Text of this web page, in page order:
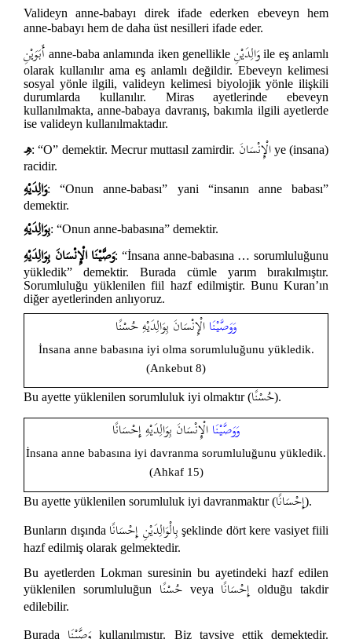
Valideyn anne-babayı direk ifade ederken ebeveyn hem
anne-babayı hem de daha üst nesilleri ifade eder.
أَبَوَيْنِ anne-baba anlamında iken genellikle وَالِدَيْنِile eş anlamlı
olarak kullanılır ama eş anlamlı değildir. Ebeveyn kelimesi
sosyal yönle ilgili, valideyn kelimesi biyolojik yönle ilişkili
durumlarda kullanılır. Miras ayetlerinde ebeveyn
kullanılmakta, anne-babaya davranış, bakımla ilgili ayetlerde
ise valideyn kullanılmaktadır.
هِ: “O” demektir. Mecrur muttasıl zamirdir. الْإِنْسَانَye (insana)
racidir.
وَالِدَيْهِ: “Onun anne-babası” yani “insanın anne babası”
demektir.
بِوَالِدَيْهِ: “Onun anne-babasına” demektir.
وَصَّيْنَا الْإِنْسَانَ بِوَالِدَيْهِ: “İnsana anne-babasına … sorumluluğunu
yükledik” demektir. Burada cümle yarım bırakılmıştır.
Sorumluluğu yüklenilen fiil hazf edilmiştir. Bunu Kuran’ın
diğer ayetlerinden anlıyoruz.
وَوَصَّيْنَاالْإِنْسَانَ بِوَالِدَيْهِ حُسْنًا
İnsana anne babasına iyi olma sorumluluğunu yükledik.
(Ankebut 8)
Bu ayette yüklenilen sorumluluk iyi olmaktır (حُسْنًا).
وَوَصَّيْنَاالْإِنْسَانَ بِوَالِدَيْهِ إِحْسَانًا
İnsana anne babasına iyi davranma sorumluluğunu yükledik.
(Ahkaf 15)
Bu ayette yüklenilen sorumluluk iyi davranmaktır (إِحْسَانًا).
Bunların dışında بِالْوَالِدَيْنِ إِحْسَانًا şeklinde dört kere vasiyet fiili
hazf edilmiş olarak gelmektedir.
Bu ayetlerden Lokman suresinin bu ayetindeki hazf edilen
yüklenilen sorumluluğun حُسْنًاveya إِحْسَانًا olduğu takdir
edilebilir.
Burada
kullanılmıştır. Biz tavsiye ettik demektedir.